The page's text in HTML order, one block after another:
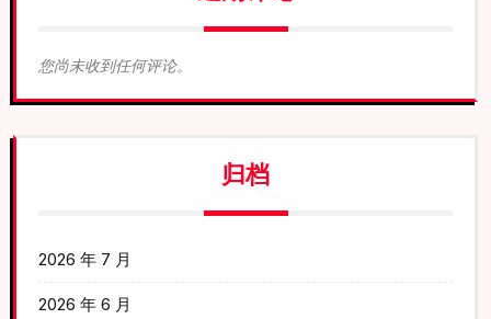
您尚未收到任何评论。
归档
2026 年 7 月
2026 年 6 月